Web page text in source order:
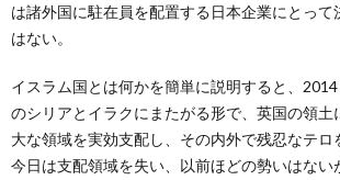
は諸外国に駐在員を配置する日本企業にとって
はない。
イスラム国とは何かを簡単に説明すると、
のシリアとイラクにまたがる形で、英国の領土
大な領域を実効支配し、その内外で残忍なテロ
今日は支配領域を失い、以前ほどの勢いはない